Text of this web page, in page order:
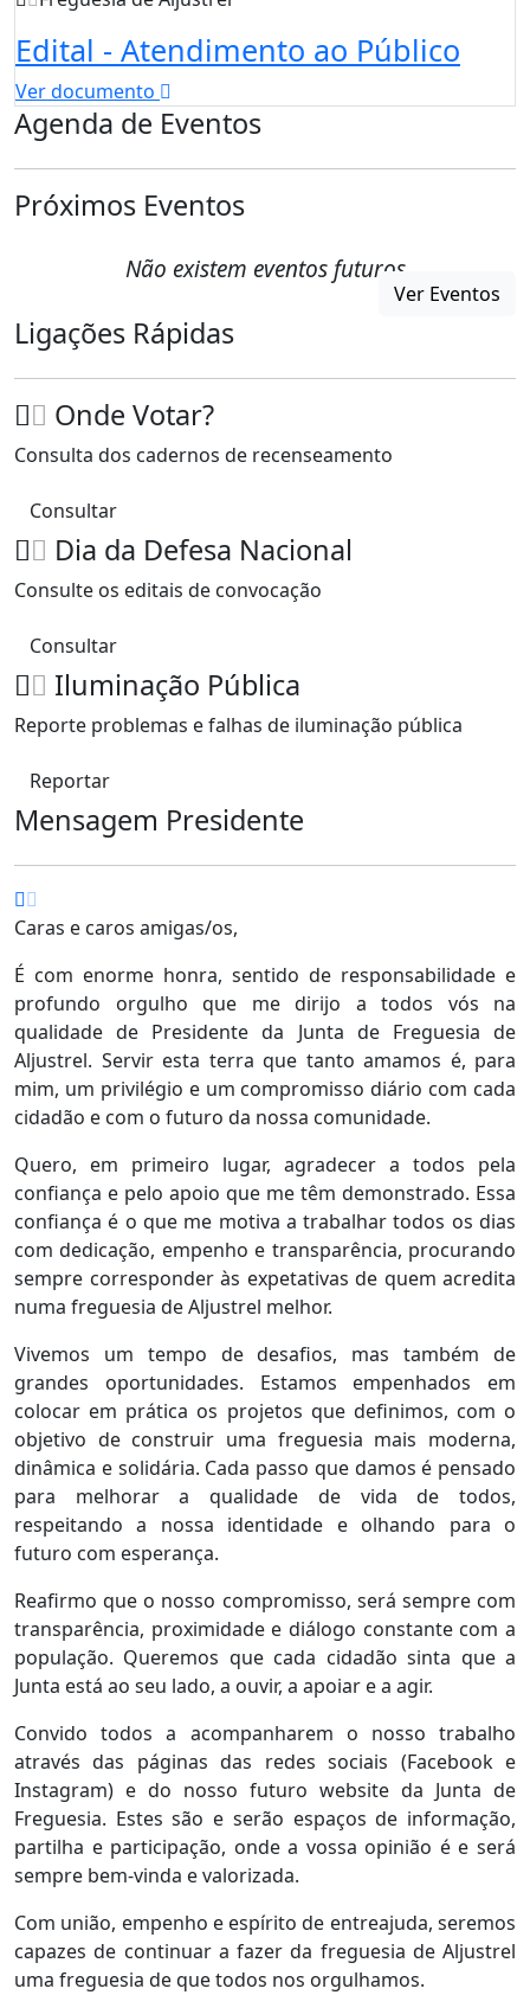
Edital - Atendimento ao Público
Ver documento
Agenda de Eventos
Próximos Eventos
Não existem eventos futuros
Ver Eventos
Ligações Rápidas
Onde Votar?
Consulta dos cadernos de recenseamento
Consultar
Dia da Defesa Nacional
Consulte os editais de convocação
Consultar
Iluminação Pública
Reporte problemas e falhas de iluminação pública
Reportar
Mensagem Presidente
Caras e caros amigas/os,
É com enorme honra, sentido de responsabilidade e
profundo orgulho que me dirijo a todos vós na
qualidade de Presidente da Junta de Freguesia de
Aljustrel. Servir esta terra que tanto amamos é, para
mim, um privilégio e um compromisso diário com cada
cidadão e com o futuro da nossa comunidade.
Quero, em primeiro lugar, agradecer a todos pela
confiança e pelo apoio que me têm demonstrado. Essa
confiança é o que me motiva a trabalhar todos os dias
com dedicação, empenho e transparência, procurando
sempre corresponder às expetativas de quem acredita
numa freguesia de Aljustrel melhor.
Vivemos um tempo de desafios, mas também de
grandes oportunidades. Estamos empenhados em
colocar em prática os projetos que definimos, com o
objetivo de construir uma freguesia mais moderna,
dinâmica e solidária. Cada passo que damos é pensado
para melhorar a qualidade de vida de todos,
respeitando a nossa identidade e olhando para o
futuro com esperança.
Reafirmo que o nosso compromisso, será sempre com
transparência, proximidade e diálogo constante com a
população. Queremos que cada cidadão sinta que a
Junta está ao seu lado, a ouvir, a apoiar e a agir.
Convido todos a acompanharem o nosso trabalho
através das páginas das redes sociais (Facebook e
Instagram) e do nosso futuro website da Junta de
Freguesia. Estes são e serão espaços de informação,
partilha e participação, onde a vossa opinião é e será
sempre bem-vinda e valorizada.
Com união, empenho e espírito de entreajuda, seremos
capazes de continuar a fazer da freguesia de Aljustrel
uma freguesia de que todos nos orgulhamos.